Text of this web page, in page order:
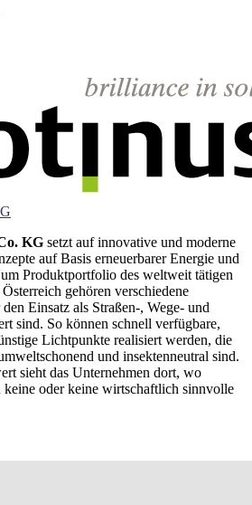
KG setzt auf innovative und moderne
auf Basis erneuerbarer Energie und
Produktportfolio des weltweit tätigen
gehören verschiedene
Einsatz als Straßen-, Wege- und
sind. So können schnell verfügbare,
Lichtpunkte realisiert werden, die
und insektenneutral sind.
sieht das Unternehmen dort, wo
keine oder keine wirtschaftlich sinnvolle